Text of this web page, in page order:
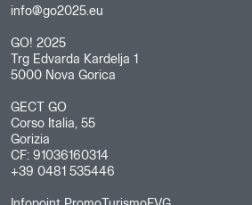
info@go2025.eu
GO! 2025
Trg Edvarda Kardelja 1
5000 Nova Gorica
GECT GO
Corso Italia, 55
Gorizia
CF: 91036160314
+39 0481 535446